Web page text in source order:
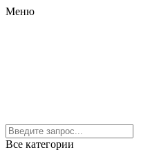
Меню
Все категории